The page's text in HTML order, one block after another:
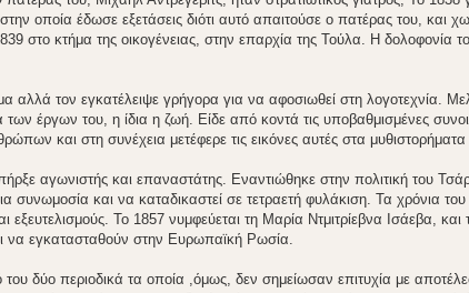
οποία έδωσε εξετάσεις διότι αυτό απαιτούσε ο πατέρας του, και
στο κτήμα της οικογένειας, στην επαρχία της Τούλα. Η δολοφονία
αλλά τον εγκατέλειψε γρήγορα για να αφοσιωθεί στη λογοτεχνία.
έργων του, η ίδια η ζωή. Είδε από κοντά τις υποβαθμισμένες
και στη συνέχεια μετέφερε τις εικόνες αυτές στα μυθιστορήματα
αγωνιστής και επαναστάτης. Εναντιώθηκε στην πολιτική του
συνωμοσία και να καταδικαστεί σε τετραετή φυλάκιση. Τα χρόνια του
Το 1857 νυμφεύεται τη Μαρία Ντμιτρίεβνα Ισάεβα, και
να εγκατασταθούν στην Ευρωπαϊκή Ρωσία.
δύο περιοδικά τα οποία ,όμως, δεν σημείωσαν επιτυχία με